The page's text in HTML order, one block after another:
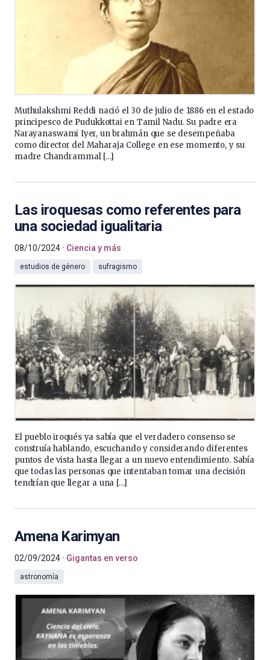
Muthulakshmi Reddi nació el 30 de julio de 1886 en el estado
principesco de Pudukkottai en Tamil Nadu. Su padre era
Narayanaswami Iyer, un brahmán que se desempeñaba
como director del Maharaja College en ese momento, y su
madre Chandrammal […]
Las iroquesas como referentes para
una sociedad igualitaria
08/10/2024 Ciencia y más
estudios de género sufragismo
El pueblo iroqués ya sabía que el verdadero consenso se
construía hablando, escuchando y considerando diferentes
puntos de vista hasta llegar a un nuevo entendimiento. Sabía
que todas las personas que intentaban tomar una decisión
tendrían que llegar a una […]
Amena Karimyan
02/09/2024 Gigantas en verso
astronomía